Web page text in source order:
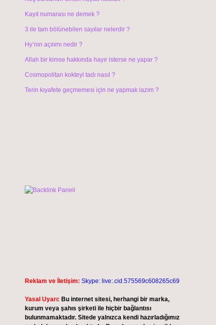
Kayıt numarası ne demek ?
3 ile tam bölünebilen sayılar nelerdir ?
Hy’nin açılımı nedir ?
Allah bir kimse hakkında hayır isterse ne yapar ?
Cosmopolitan kokteyl tadı nasıl ?
Terin kıyafete geçmemesi için ne yapmak lazım ?
Reklam ve İletişim: Skype: live:.cid.575569c608265c69
Yasal Uyarı: Bu internet sitesi, herhangi bir marka,
kurum veya şahıs şirketi ile hiçbir bağlantısı
bulunmamaktadır. Sitede yalnızca kendi hazırladığımız